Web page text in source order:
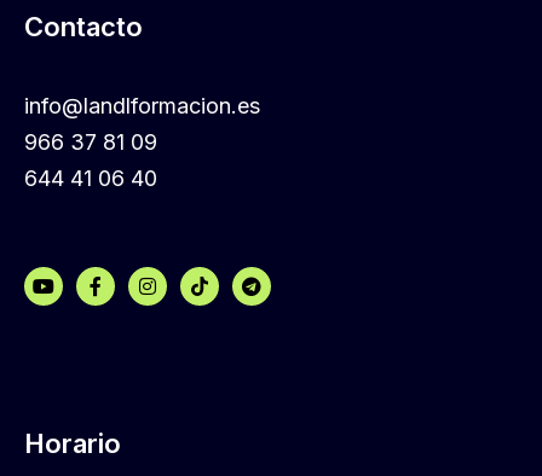
Contacto
info@landlformacion.es
966 37 81 09
644 41 06 40
Horario